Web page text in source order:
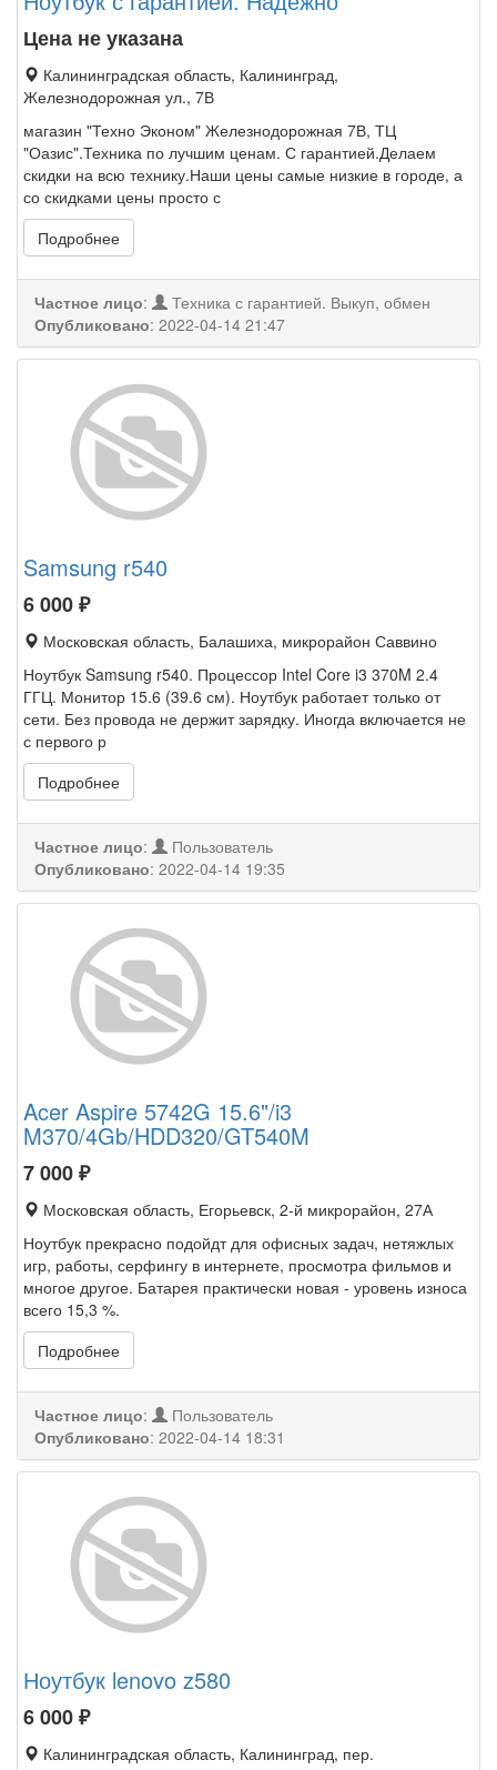
Цена не указана
Калининградская область, Калининград,
Железнодорожная ул., 7В
магазин "Техно Эконом" Железнодорожная 7В, ТЦ
"Оазис".Техника по лучшим ценам. С гарантией.Делаем
скидки на всю технику.Наши цены самые низкие в городе, а
со скидками цены просто с
Подробнее
Частное лицо:
Техника с гарантией. Выкуп, обмен
Опубликовано: 2022-04-14 21:47
Samsung r540
6 000₽
Московская область, Балашиха, микрорайон Саввино
Ноутбук Samsung r540. Процессор Intel Core i3 370M 2.4
ГГЦ. Монитор 15.6 (39.6 см). Ноутбук работает только от
сети. Без провода не держит зарядку. Иногда включается не
с первого р
Подробнее
Частное лицо:
Пользователь
Опубликовано: 2022-04-14 19:35
Acer Aspire 5742G 15.6"/i3
M370/4Gb/HDD320/GT540M
7 000₽
Московская область, Егорьевск, 2-й микрорайон, 27А
Ноутбук прекрасно подойдт для офисных задач, нетяжлых
игр, работы, серфингу в интернете, просмотра фильмов и
многое другое. Батарея практически новая - уровень износа
всего 15,3 %.
Подробнее
Частное лицо:
Пользователь
Опубликовано: 2022-04-14 18:31
Ноутбук lenovo z580
6 000₽
Калининградская область, Калининград, пер.